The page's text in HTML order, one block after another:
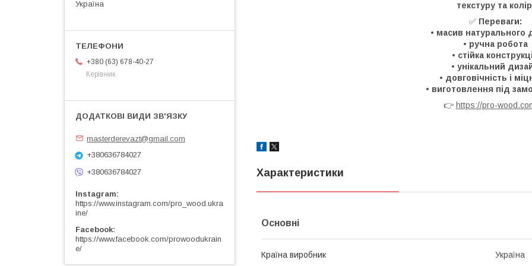
текстуру та колір
✅ Переваги:
• масив натурального
• ручна робота
• стійка
• унікальний
• довговічність і
• виготовлення під
👉 https://pro-
Характеристики
Основні
Країна виробник Україна
Україна
+380 (63) 678-40-27
Керівник
masterderevazt@gmail.com
+380636784027
+380636784027
Instagram
https://www.instagram.com/pro_wood.ukra
ine/
Facebook
https://www.facebook.com/prowoodukrain
e/